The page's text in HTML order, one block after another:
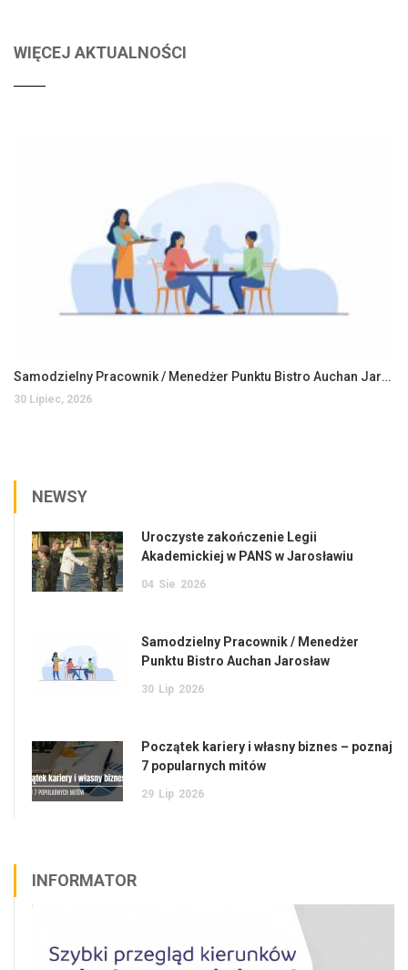
WIĘCEJ AKTUALNOŚCI
Samodzielny Pracownik / Menedżer Punktu Bistro Auchan Jarosław
30 Lipiec, 2026
NEWSY
Uroczyste zakończenie Legii
Akademickiej w PANS w Jarosławiu
04 Sie 2026
Samodzielny Pracownik / Menedżer
Punktu Bistro Auchan Jarosław
30 Lip 2026
Początek kariery i własny biznes – poznaj
7 popularnych mitów
29 Lip 2026
INFORMATOR